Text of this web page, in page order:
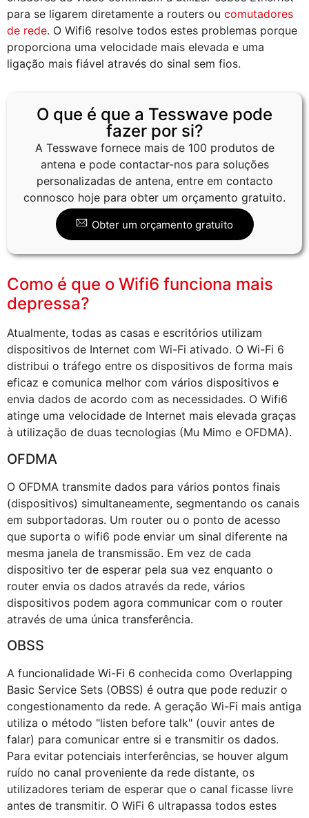
para se ligarem diretamente a routers ou comutadores
de rede. O Wifi6 resolve todos estes problemas porque
proporciona uma velocidade mais elevada e uma
ligação mais fiável através do sinal sem fios.
O que é que a Tesswave pode
fazer por si?
A Tesswave fornece mais de 100 produtos de
antena e pode contactar-nos para soluções
personalizadas de antena, entre em contacto
connosco hoje para obter um orçamento gratuito.
Obter um orçamento gratuito
Como é que o Wifi6 funciona mais
depressa?
Atualmente, todas as casas e escritórios utilizam
dispositivos de Internet com Wi-Fi ativado. O Wi-Fi 6
distribui o tráfego entre os dispositivos de forma mais
eficaz e comunica melhor com vários dispositivos e
envia dados de acordo com as necessidades. O Wifi6
atinge uma velocidade de Internet mais elevada graças
à utilização de duas tecnologias (Mu Mimo e OFDMA).
OFDMA
O OFDMA transmite dados para vários pontos finais
(dispositivos) simultaneamente, segmentando os canais
em subportadoras. Um router ou o ponto de acesso
que suporta o wifi6 pode enviar um sinal diferente na
mesma janela de transmissão. Em vez de cada
dispositivo ter de esperar pela sua vez enquanto o
router envia os dados através da rede, vários
dispositivos podem agora communicar com o router
através de uma única transferência.
OBSS
A funcionalidade Wi-Fi 6 conhecida como Overlapping
Basic Service Sets (OBSS) é outra que pode reduzir o
congestionamento da rede. A geração Wi-Fi mais antiga
utiliza o método "listen before talk" (ouvir antes de
falar) para comunicar entre si e transmitir os dados.
Para evitar potenciais interferências, se houver algum
ruído no canal proveniente da rede distante, os
utilizadores teriam de esperar que o canal ficasse livre
antes de transmitir. O WiFi 6 ultrapassa todos estes